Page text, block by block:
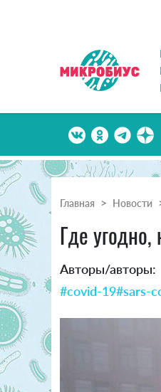
Главная Новости
Где угодно,
Авторы/авторы:
#covid-19#sars-